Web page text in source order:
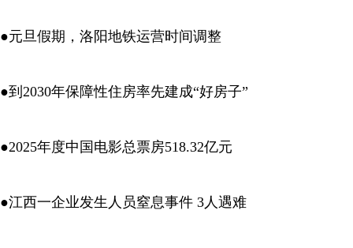
●元旦假期，洛阳地铁运营时间调整
●到2030年保障性住房率先建成“好房子”
●2025年度中国电影总票房518.32亿元
●江西一企业发生人员窒息事件 3人遇难